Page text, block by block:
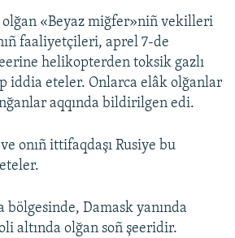
«Beyaz miğfer»niñ vekilleri
faaliyetçileri, aprel 7-de
helikopterden toksik gazlı
iddia eteler. Onlarca elâk olğanlar
aqqında bildirilgen edi.
onıñ ittifaqdaşı Rusiye bu
bölgesinde, Damask yanında
altında olğan soñ şeeridir.